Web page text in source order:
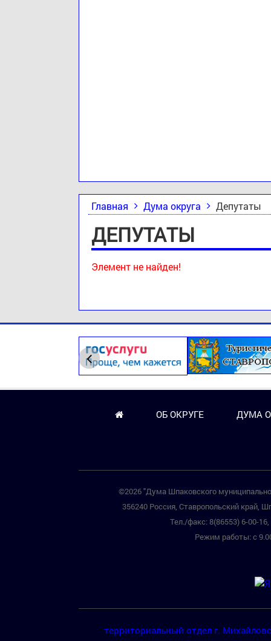
Главная Дума округа Депутаты
ДЕПУТАТЫ
Элемент не найден!
ОБ ОКРУГЕ ДУМА
©2026 "Дума Шпаковского
356240 Россия, Ставропольский край,
Тел./факс: 8(86553) 6-00-
Режим работы: с
территориальный отдел г.